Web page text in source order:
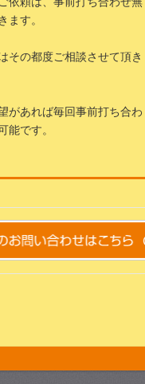
ます。
その都度ご相談させて頂き
があれば毎回事前打ち合わ
能です。